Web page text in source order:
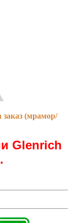
заказ (мрамор/
Glenrich